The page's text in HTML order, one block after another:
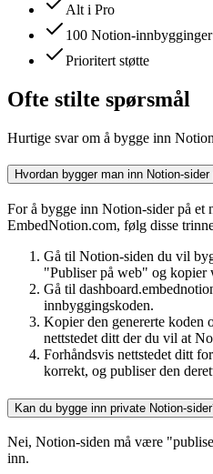
Alt i Pro
100 Notion-innbygginger
Prioritert støtte
Ofte stilte spørsmål
Hurtige svar om å bygge inn
Hvordan bygger man inn Notion-
For å bygge inn Notion-sider på et
EmbedNotion.com, følg disse
Gå til Notion-siden du vil
"Publiser på web" og kopier
Gå til
innbyggingskoden.
Kopier den genererte
nettstedet ditt der du vil at
Forhåndsvis nettstedet ditt
korrekt, og publiser den
Kan du bygge inn private Notion-
Nei, Notion-siden må være
inn.